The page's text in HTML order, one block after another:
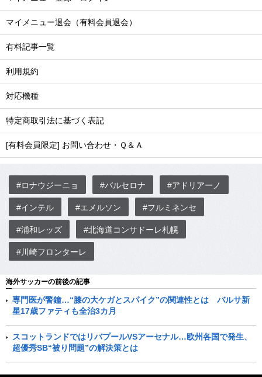
マイメニュー退会（有料会員退会）
有料記事一覧
利用規約
対応機種
特定商取引法に基づく表記
[有料会員限定] お問い合わせ・Ｑ＆Ａ
#ロナウジーニョ #バルセロナ #アドリアーノ
#インテル #エメルソン #フルミネンセ
#浦和レッズ #北海道コンサドーレ札幌
#川崎フロンターレ
海外サッカーの前後の記事
専門医が警鐘…“膝の大ケガとスパイク”の関連性とは バルサ新
星17歳ファティも全治3カ月
スコットランドではリバプールVSアーセナル…欧州各国で発生、
超優秀SB“被り問題”の解決策とは